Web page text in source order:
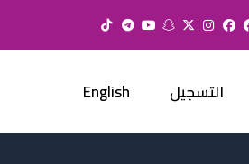
التسجيل English